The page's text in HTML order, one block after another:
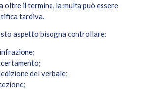
oltre il termine, la multa può essere
tardiva.
aspetto bisogna controllare:
del verbale;